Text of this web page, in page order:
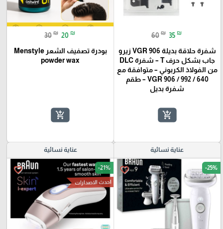
60 ₪ 35 ₪
شفرة حلاقة بديلة VGR 906 زيرو
جاب بشكل حرف T – شفرة DLC
من الفولاذ الكربوني – متوافقة مع
VGR 906 / 992 / 640 – طقم
شفرة بديل
add_shopping_cart
30 ₪ 20 ₪
بودرة تصفيف الشعر Menstyle
powder wax
add_shopping_cart
عناية نسائية
favorite_border -25%
عناية نسائية
favorite_border -21%
احدث الاصدارات